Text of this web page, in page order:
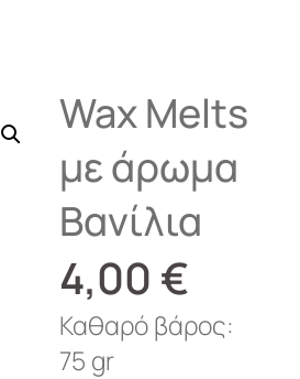
Wax Melts
με άρωμα
Βανίλια
4,00 €
Καθαρό βάρος:
75 gr